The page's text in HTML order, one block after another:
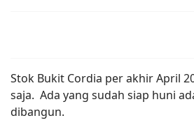
Stok Bukit Cordia per akhir April
saja. Ada yang sudah siap huni
dibangun.